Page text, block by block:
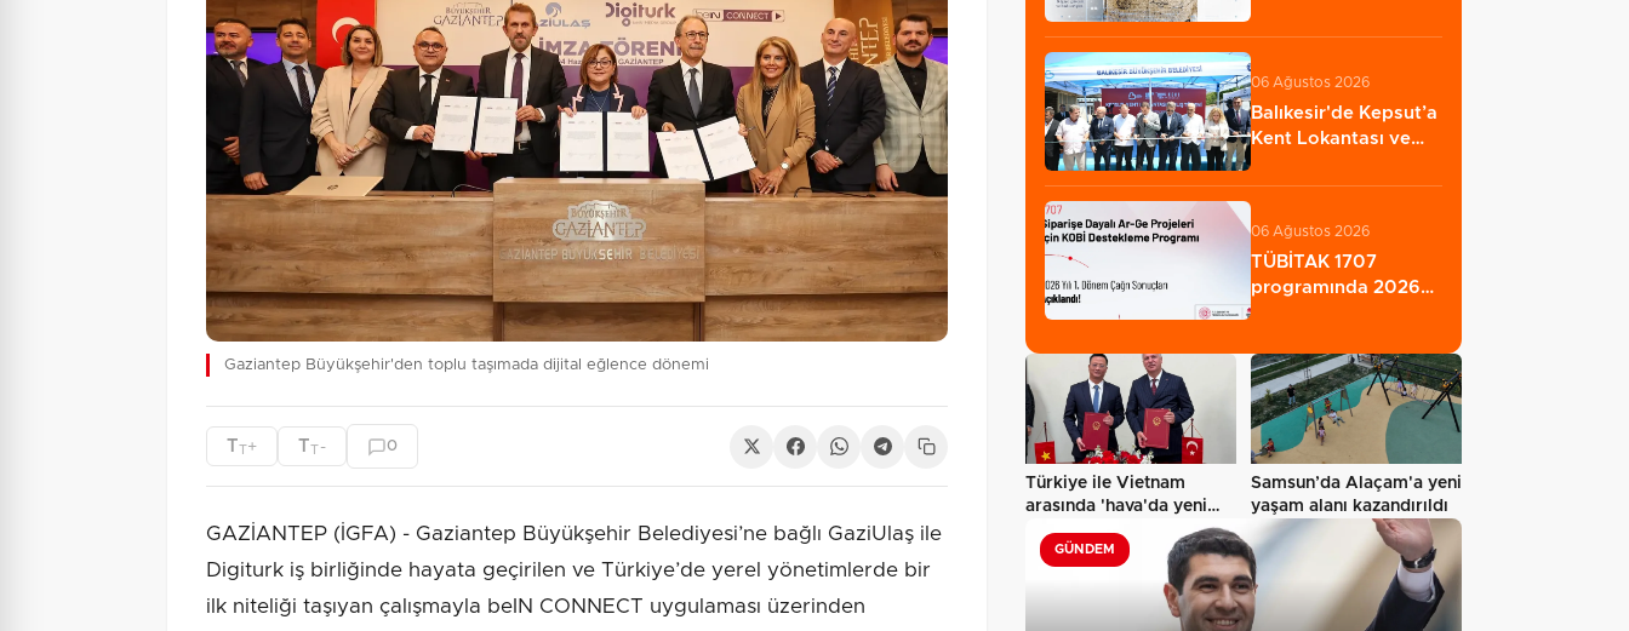
Gaziantep Büyükşehir'den toplu taşımada dijital eğlence dönemi
TT+ TT - 0
GAZİANTEP (İGFA) - Gaziantep Büyükşehir Belediyesi’ne bağlı GaziUlaş ile
Digiturk iş birliğinde hayata geçirilen ve Türkiye’de yerel yönetimlerde bir
ilk niteliği taşıyan çalışmayla beIN CONNECT uygulaması üzerinden
platformda…
06 Ağustos 2026
Balıkesir'de Kepsut’a
Kent Lokantası ve
06 Ağustos 2026
TÜBİTAK 1707
programında 2026
Türkiye ile Vietnam
arasında 'hava'da yeni
dönem...…
Samsun’da Alaçam'a yeni
yaşam alanı kazandırıldı
GÜNDEM